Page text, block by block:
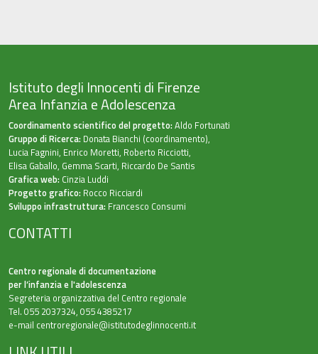
Istituto degli Innocenti di Firenze
Area Infanzia e Adolescenza
Coordinamento scientifico del progetto: Aldo Fortunati
Gruppo di Ricerca: Donata Bianchi (coordinamento),
Lucia Fagnini, Enrico Moretti, Roberto Ricciotti,
Elisa Gaballo, Gemma Scarti, Riccardo De Santis
Grafica web: Cinzia Luddi
Progetto grafico: Rocco Ricciardi
Sviluppo infrastruttura: Francesco Consumi
CONTATTI
Centro regionale di documentazione
per l’infanzia e l'adolescenza
Segreteria organizzativa del Centro regionale
Tel. 055 2037324, 055 4385217
e-mail centroregionale@istitutodeglinnocenti.it